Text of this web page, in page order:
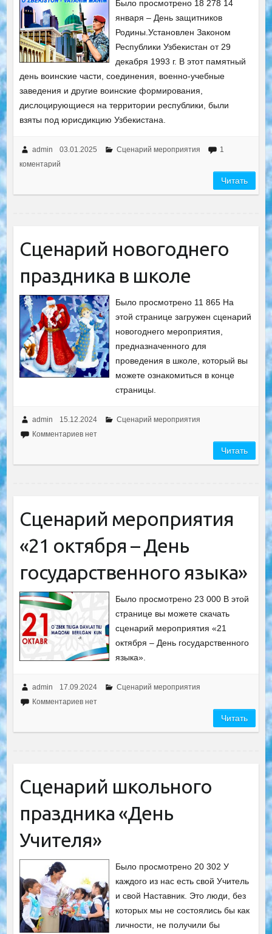
Было просмотрено 18 278 14
января – День защитников
Родины.Установлен Законом
Республики Узбекистан от 29
декабря 1993 г. В этот памятный
день воинские части, соединения, военно-учебные
заведения и другие воинские формирования,
дислоцирующиеся на территории республики, были
взяты под юрисдикцию Узбекистана.
admin 03.01.2025 Сценарий мероприятия
1
коментарий
Читать
Сценарий новогоднего
праздника в школе
Было просмотрено 11 865 На
этой странице загружен сценарий
новогоднего мероприятия,
предназначенного для
проведения в школе, который вы
можете ознакомиться в конце
страницы.
admin 15.12.2024
Сценарий мероприятия
Комментариев нет
Читать
Сценарий мероприятия
«21 октября – День
государственного языка»
Было просмотрено 23 000 В этой
странице вы можете скачать
сценарий мероприятия «21
октября – День государственного
языка».
admin 17.09.2024
Сценарий мероприятия
Комментариев нет
Читать
Сценарий школьного
праздника «День
Учителя»
Было просмотрено 20 302 У
каждого из нас есть свой Учитель
и свой Наставник. Это люди, без
которых мы не состоялись бы как
личности, не получили бы